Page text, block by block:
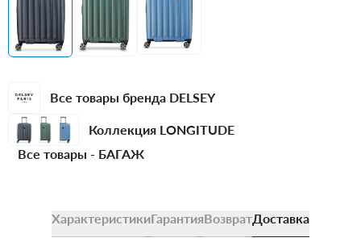
Все товары бренда DELSEY
Коллекция LONGITUDE
Все товары - БАГАЖ
ХарактеристикиГарантияВозвратДоставка